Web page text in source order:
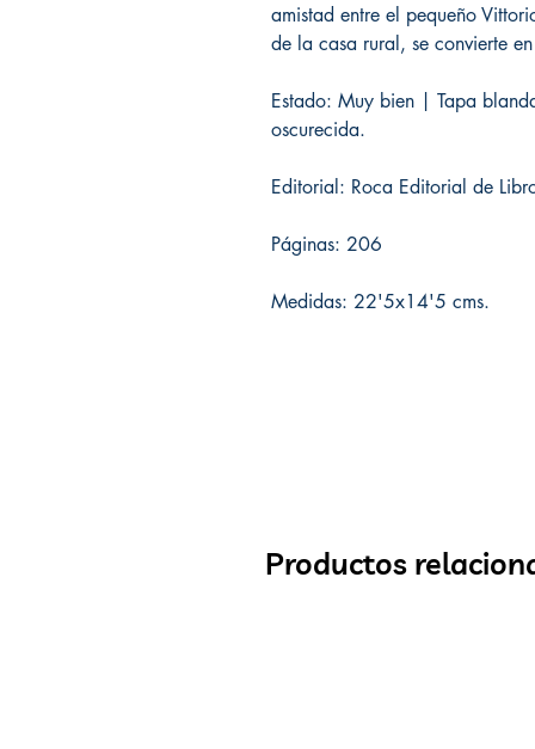
amistad entre el pequeño
de la casa rural, se convierte
Estado: Muy bien | Tapa
oscurecida.
Editorial: Roca Editorial de
Páginas: 206
Medidas: 22'5x14'5 cms.
Productos